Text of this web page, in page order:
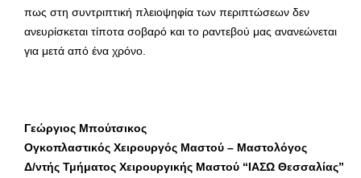
πως στη συντριπτική πλειοψηφία των περιπτώσεων δεν
ανευρίσκεται τίποτα σοβαρό και το ραντεβού μας ανανεώνεται
για μετά από ένα χρόνο.
Γεώργιος Μπούτσικος
Ογκοπλαστικός Χειρουργός Μαστού – Μαστολόγος
Δ/ντής Τμήματος Χειρουργικής Μαστού “ΙΑΣΩ Θεσσαλίας”